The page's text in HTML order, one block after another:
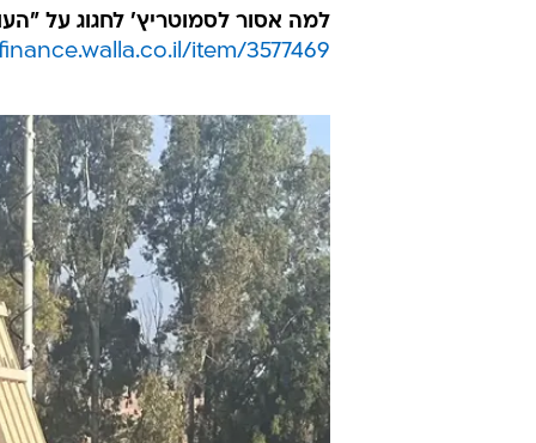
בימים אלה מתארגנת שם מחאת
ולטרטורים, ולתפקיד שהוטל
בשדרות, "ועכשיו אנחנו יוצאים
מהמיסים יש מערכת שיודעת לגבות
שהמדינה מסוגלת להעביר כספים
נגד מדינת ישראל".
למה אסור לסמוטריץ' לחגוג על
item/3577469